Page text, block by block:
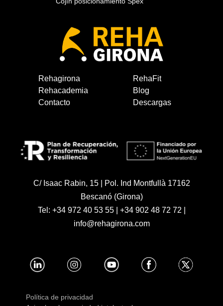
Rehagirona
RehaFit
Rehacademia
Blog
Contacto
Descargas
C/ Isaac Rabin, 15 | Pol. Ind Montfullà 17162
Bescanó (Girona)
Tel: +34 972 40 53 55| +34 902 48 72 72
info@rehagirona.com
Política de privacidad